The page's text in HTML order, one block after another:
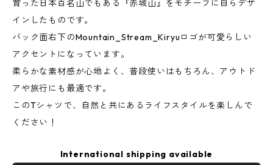
育った日本百名山でもある『赤城山』をモチーフに自らデザ
インしたものです。
バック面右下のMountain_Stream_Kiryuロゴが可愛らしい
アクセントになっています。
柔らかな素材感が心地よく、普段使いはもちろん、アウトド
アや旅行にも最適です。
このTシャツで、自然と共にあるライフスタイルを楽しんで
ください！
International shipping available